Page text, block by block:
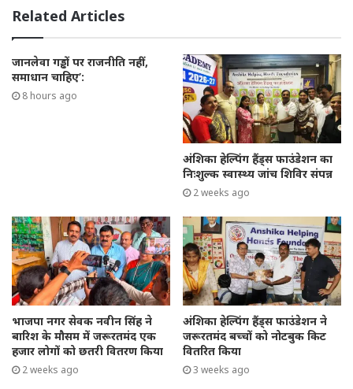
ts
A
p
p
e
b
o
o
te
r ra
m
dI
Related Articles
जानलेवा गड्ढों पर राजनीति नहीं,
समाधान चाहिए’:
8 hours ago
अंशिका हेल्पिंग हैंड्स फाउंडेशन का
निःशुल्क स्वास्थ्य जांच शिविर संपन्न
2 weeks ago
भाजपा नगर सेवक नवीन सिंह ने
बारिश के मौसम में जरूरतमंद एक
हजार लोगों को छतरी वितरण किया
2 weeks ago
अंशिका हेल्पिंग हैंड्स फाउंडेशन ने
जरूरतमंद बच्चों को नोटबुक किट
वितरित किया
3 weeks ago